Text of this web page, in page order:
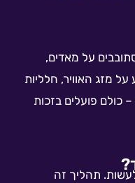
על מאדים,
על מזג האוויר, חלליות
כולם פועלים בזכות
תהליך זה